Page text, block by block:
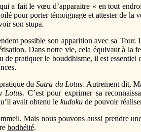
a fait le vœu d’apparaitre « en tout
pour porter témoignage et attester de la
son stupa.
possible son apparition avec sa Tour.
Dans notre vie, cela équivaut à la
pratiquer le bouddhisme, il est essentiel
duSutra du Lotus. Autrement dit,
Lotus. C’est pour exprimer sa
avait obtenu le kudokude pouvoir
Mais nous pouvons aussi prendre
bodhéité.